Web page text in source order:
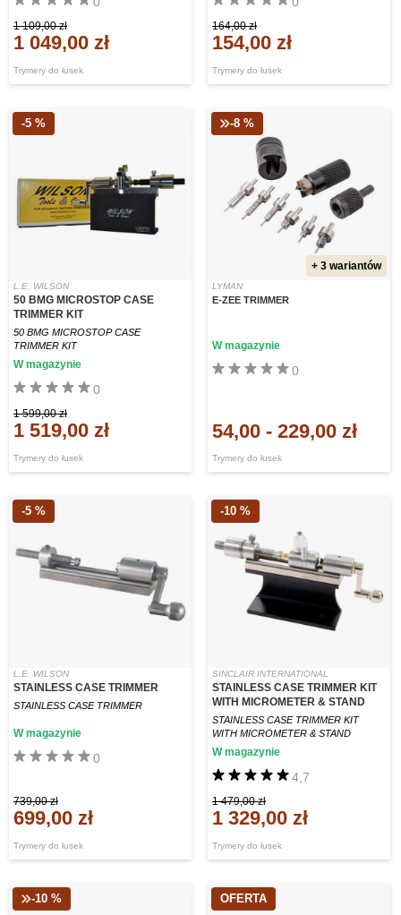
Trymery do łusek
1 109,00 zł
1 049,00 zł
Trymery do łusek
164,00 zł
154,00 zł
-5 %
L.E. WILSON
50 BMG MICROSTOP CASE
TRIMMER KIT
50 BMG MICROSTOP CASE
TRIMMER KIT
Trymery do łusek
0
W magazynie
1 599,00 zł
1 519,00 zł
-8 %
+ 3 wariantów
LYMAN
E-ZEE TRIMMER
Trymery do łusek
0
W magazynie
54,00 - 229,00 zł
-5 %
L.E. WILSON
STAINLESS CASE TRIMMER
STAINLESS CASE TRIMMER
Trymery do łusek
0
W magazynie
739,00 zł
699,00 zł
-10 %
SINCLAIR INTERNATIONAL
STAINLESS CASE TRIMMER KIT
WITH MICROMETER & STAND
STAINLESS CASE TRIMMER KIT
WITH MICROMETER & STAND
Trymery do łusek
4,7
W magazynie
1 479,00 zł
1 329,00 zł
-10 % OFERTA